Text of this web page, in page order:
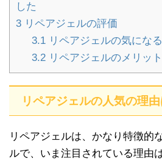
した
3 リペアジェルの評価
3.1リペアジェルの気にな
3.2リペアジェルのメリット
リペアジェルの人気の理由
リペアジェルは、かなり特徴的
ルで、いま注目されている理由